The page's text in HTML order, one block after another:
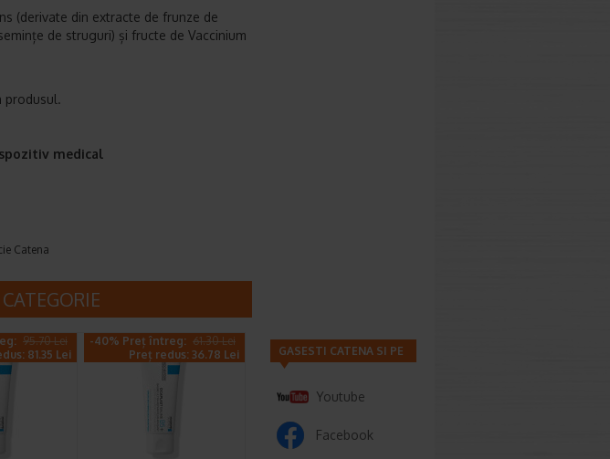
(derivate din extracte de frunze de
de struguri) și fructe de Vaccinium
produsul.
medical
Catena
95.70 Lei
81.35 Lei
-40% Preț întreg: 61.30 Lei
Preț redus: 36.78 Lei
GASESTI CATENA SI PE
Youtube
Facebook